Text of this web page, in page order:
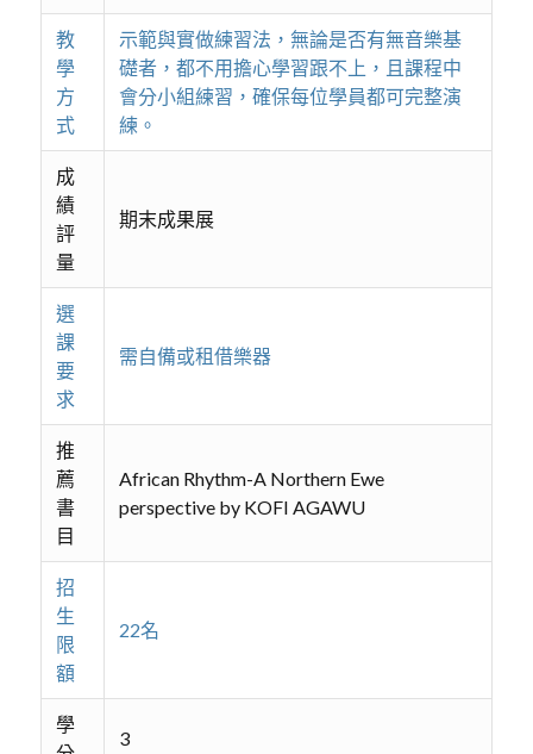
教
學
方
式
示範與實做練習法，無論是否有無音樂基
礎者，都不用擔心學習跟不上，且課程中
會分小組練習，確保每位學員都可完整演
練。
成
績
評
量
期末成果展
選
課
要
求
需自備或租借樂器
推
薦
書
目
African Rhythm-A Northern Ewe
perspective by KOFI AGAWU
招
生
限
額
22名
學
3